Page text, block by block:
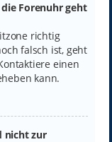
Forenuhr geht
richtig
falsch ist, geht
einen
kann.
nicht zur